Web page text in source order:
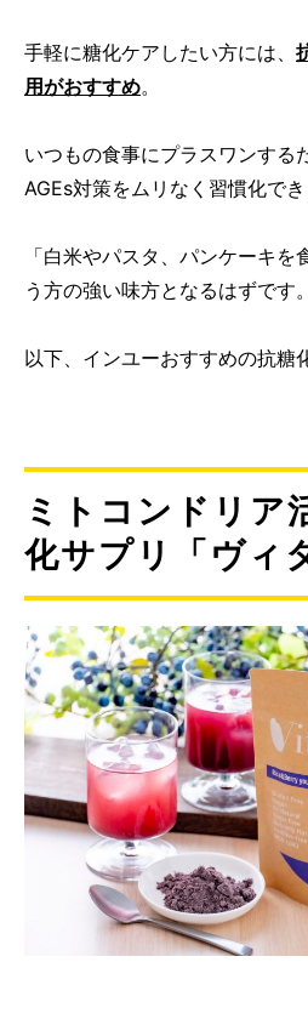
手軽に糖化ケアしたい方には、
用がおすすめ。
いつもの食事にプラスワンする
AGEs対策をムリなく習慣化でき
「白米やパスタ、パンケーキ
う方の強い味方となるはずです。
以下、インユーおすすめの抗糖
ミトコンドリア
化サプリ「ヴィ